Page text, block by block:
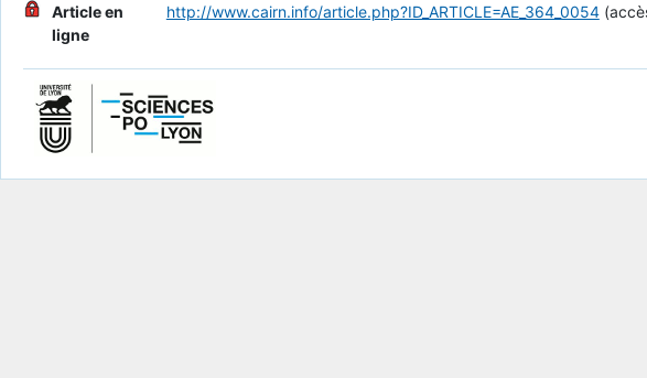
Article en
ligne
http://www.cairn.info/article.php?ID_ARTICLE=AE_364_0054